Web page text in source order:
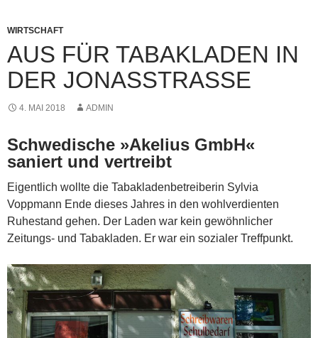
WIRTSCHAFT
AUS FÜR TABAKLADEN IN
DER JONASSTRASSE
4. MAI 2018 ADMIN
Schwedische »Akelius GmbH«
saniert und vertreibt
Eigentlich wollte die Tabakladenbetreiberin Sylvia
Voppmann Ende dieses Jahres in den wohlverdienten
Ruhestand gehen. Der Laden war kein gewöhnlicher
Zeitungs- und Tabakladen. Er war ein sozialer Treffpunkt.